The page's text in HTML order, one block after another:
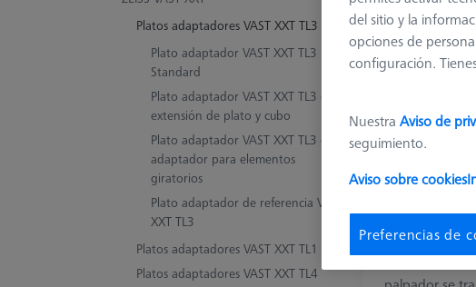
Platos adaptadores VAST XXT TL3
Plato adaptador VAST XXT TL3
Standard
Plato adaptador VAST XXT TL3 con
extensión de plato y cubo
Plato adaptador VAST XXT TL3 con
adaptador para elementos
giratorios
Plato adaptador de referencia VAST
XXT TL3
Platos adaptadores VAST XXT TL1
Platos adaptadores VAST XXT TL4
Plato
XXT TL3
del sitio y la
opciones de
configuración.
Nuestra Aviso de
seguimiento.
Aviso sobre cookies
Preferencias de